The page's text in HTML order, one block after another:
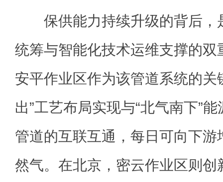
保供能力持续升级的背后，
统筹与智能化技术运维支撑的双
安平作业区作为该管道系统的关
出”工艺布局实现与“北气南下”
管道的互联互通，每日可向下游
然气。在北京，密云作业区则创